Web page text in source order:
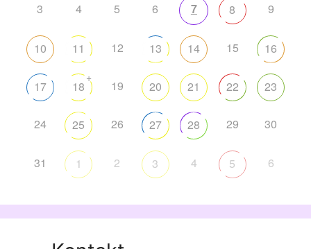
3 4 5 6 7 8 9
10 11 12 13 14 15 16
17 18
+
19 20 21 22 23
24 25 26 27 28 29 30
31 1 2 3 4 5 6